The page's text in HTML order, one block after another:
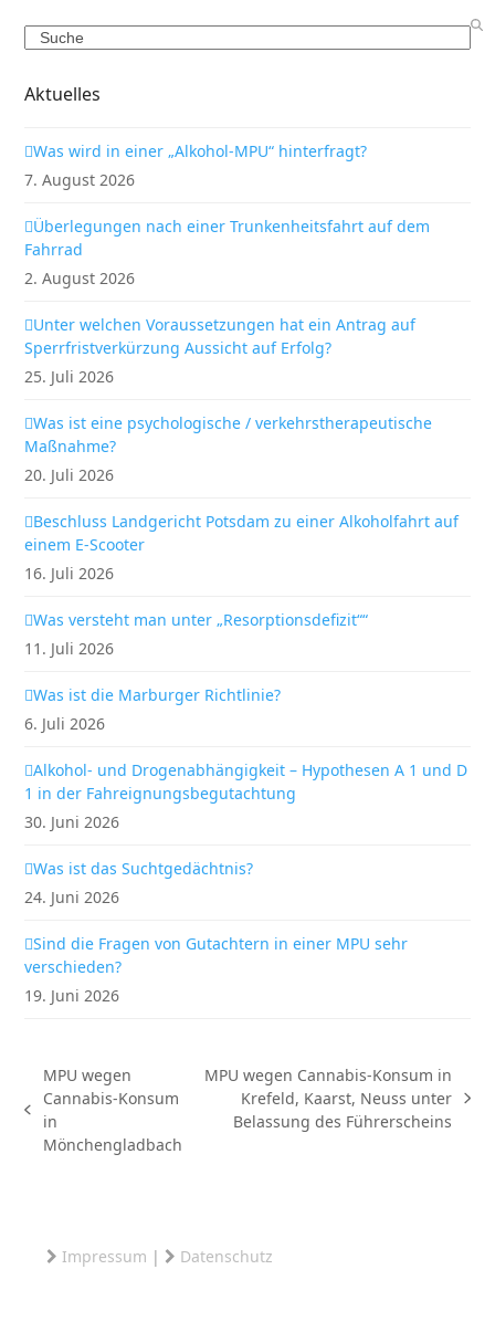
Search
Aktuelles
Was wird in einer „Alkohol-MPU“ hinterfragt?
7. August 2026
Überlegungen nach einer Trunkenheitsfahrt auf dem
Fahrrad
2. August 2026
Unter welchen Voraussetzungen hat ein Antrag auf
Sperrfristverkürzung Aussicht auf Erfolg?
25. Juli 2026
Was ist eine psychologische / verkehrstherapeutische
Maßnahme?
20. Juli 2026
Beschluss Landgericht Potsdam zu einer Alkoholfahrt auf
einem E-Scooter
16. Juli 2026
Was versteht man unter „Resorptionsdefizit““
11. Juli 2026
Was ist die Marburger Richtlinie?
6. Juli 2026
Alkohol- und Drogenabhängigkeit – Hypothesen A 1 und D
1 in der Fahreignungsbegutachtung
30. Juni 2026
Was ist das Suchtgedächtnis?
24. Juni 2026
Sind die Fragen von Gutachtern in einer MPU sehr
verschieden?
19. Juni 2026
vorheriger
Beitrag:
MPU wegen
Cannabis-Konsum
in
Mönchengladbach
Nächster
Beitrag:
MPU wegen Cannabis-Konsum in
Krefeld, Kaarst, Neuss unter
Belassung des Führerscheins
Impressum | Datenschutz